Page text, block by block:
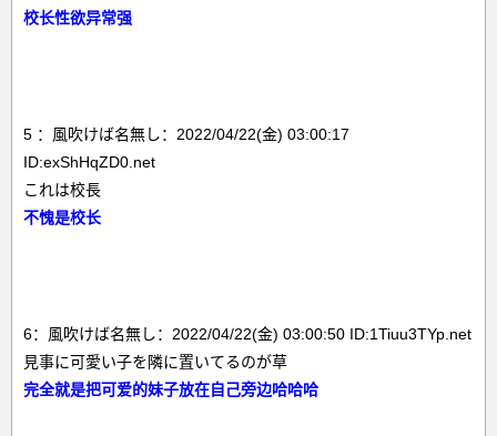
校长性欲异常强
5 ：風吹けば名無し：2022/04/22(金) 03:00:17
ID:exShHqZD0.net
これは校長
不愧是校长
6：風吹けば名無し：2022/04/22(金) 03:00:50 ID:1Tiuu3TYp.net
見事に可愛い子を隣に置いてるのが草
完全就是把可爱的妹子放在自己旁边哈哈哈